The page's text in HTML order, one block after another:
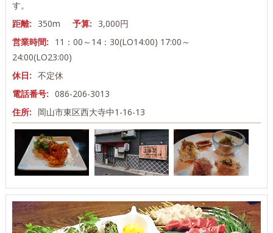
す。
距離:
350m 予算:
3,000円
営業時間:
11：00～14：30(LO14:00) 17:00～
24:00(LO23:00)
休日: 不定休
電話番号: 086-206-3013
住所:
岡山市東区西大寺中1-16-13